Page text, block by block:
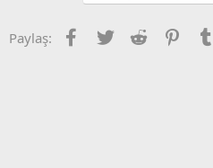
Paylaş: Facebook
Twitter Reddit